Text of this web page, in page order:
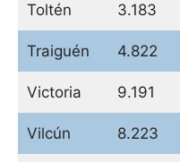
Toltén 3.183
Traiguén 4.822
Victoria 9.191
Vilcún 8.223